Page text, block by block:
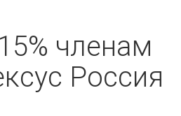
членам
Россия